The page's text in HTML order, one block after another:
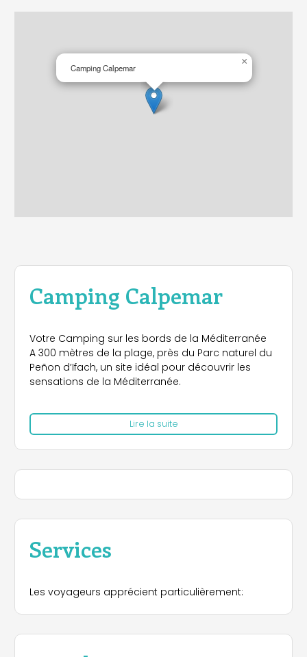
Camping Calpemar
Votre Camping sur les bords de la Méditerranée
A 300 mètres de la plage, près du Parc naturel du
Peñon d’Ifach, un site idéal pour découvrir les
sensations de la Méditerranée.
Notre camping propose 107 emplacements
équipés pour tentes, caravanes, camping-car et 3
bungalows.
Si vous voulez profiter de loisirs, d’activités
voulez vous détendre, vous avez trouvé votre
Idéal pour des vacances en famille durant
lesquelles le divertissement et le délassement
Lire la suite
Services
Les voyageurs apprécient particulièrement:
Camping Calpemar
×